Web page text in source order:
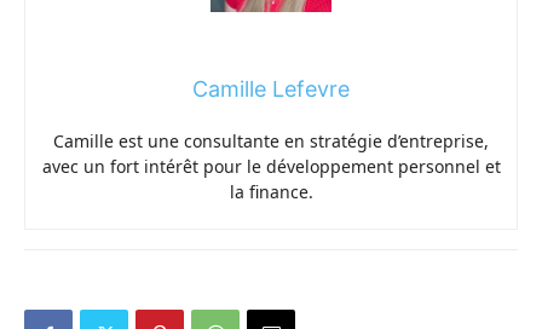
Camille Lefevre
Camille est une consultante en stratégie d’entreprise,
avec un fort intérêt pour le développement personnel et
la finance.